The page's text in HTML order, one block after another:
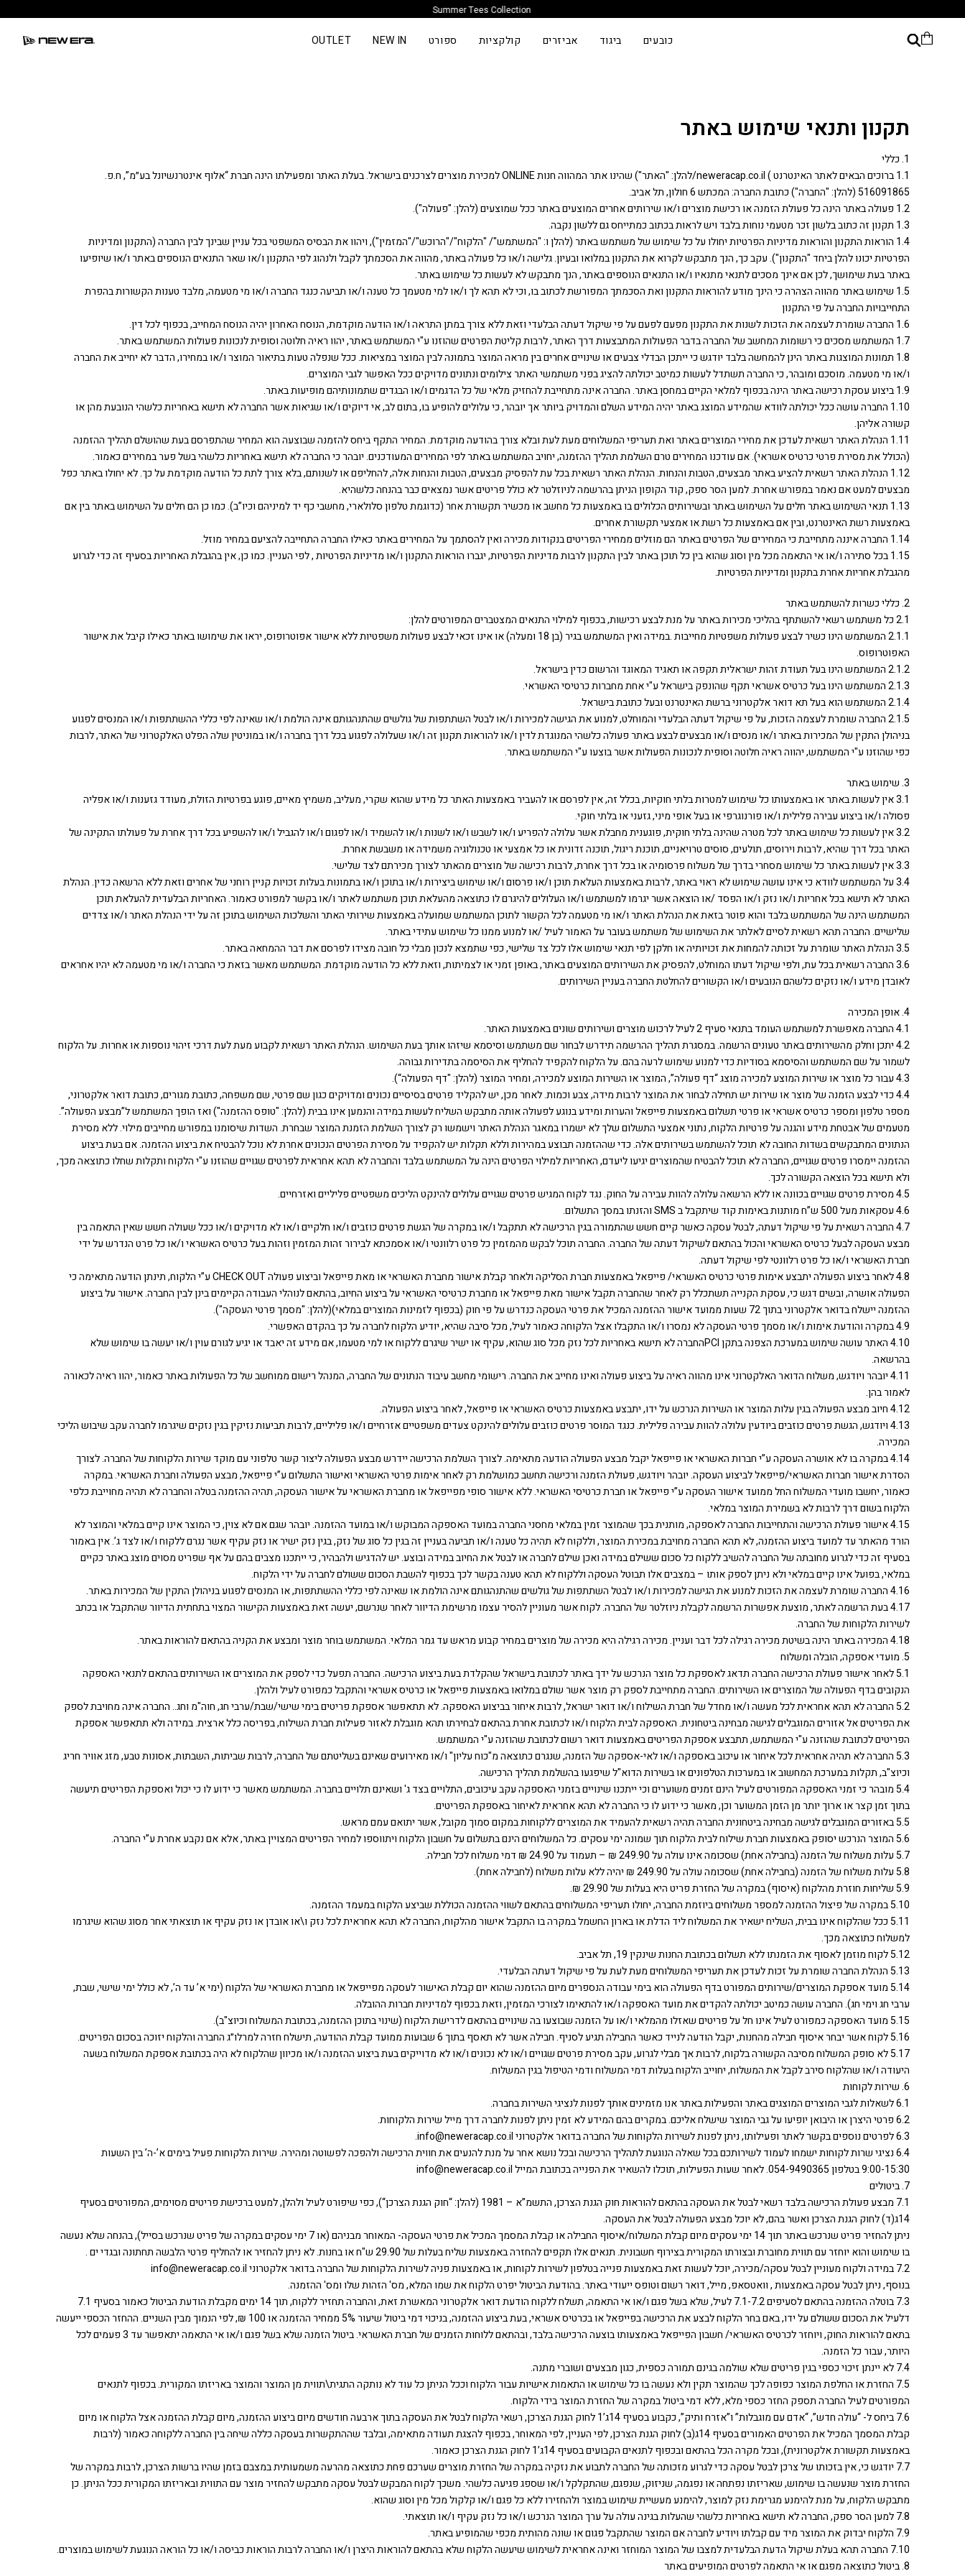
Summer Tees Collection
כובעים ביגוד אביזרים קולקציות ספורט NEW IN
OUTLET
תקנון ותנאי שימוש באתר
1. כללי
1.1 ברוכים הבאים לאתר האינטרנט ) neweracap.co.il/להלן: "האתר") שהינו אתר המהווה חנות ONLINE למכירת מוצרים לצרכנים בישראל. בעלת האתר ומפעילתו הינה חברת “אלוף אינטרנשיונל בע״מ”, ח.פ.
516091865 (להלן: "החברה") כתובת החברה: המכתש 6 חולון, תל אביב.
1.2 פעולה באתר הינה כל פעולת הזמנה או רכישת מוצרים ו/או שירותים אחרים המוצעים באתר ככל שמוצעים (להלן: "פעולה").
1.3 תקנון זה כתוב בלשון זכר מטעמי נוחות בלבד ויש לראות בכתוב כמתייחס גם ללשון נקבה.
1.4 הוראות התקנון והוראות מדיניות הפרטיות יחולו על כל שימוש של משתמש באתר (להלן ו: "המשתמש"/ "הלקוח"/"הרוכש"/"המזמין"), ויהוו את הבסיס המשפטי בכל עניין שבינך לבין החברה (התקנון ומדיניות
הפרטיות יכונו להלן ביחד "התקנון"). עקב כך, הנך מתבקש לקרוא את התקנון במלואו ובעיון. גלישה ו/או כל פעולה באתר, מהווה את הסכמתך לקבל ולנהוג לפי התקנון ו/או שאר התנאים הנוספים באתר ו/או שיופיעו
באתר בעת שימושך, לכן אם אינך מסכים לתנאי מתנאיו ו/או התנאים הנוספים באתר, הנך מתבקש לא לעשות כל שימוש באתר.
1.5 שימוש באתר מהווה הצהרה כי הינך מודע להוראות התקנון ואת הסכמתך המפורשת לכתוב בו, וכי לא תהא לך ו/או למי מטעמך כל טענה ו/או תביעה כנגד החברה ו/או מי מטעמה, מלבד טענות הקשורות בהפרת
התחייבויות החברה על פי התקנון
1.6 החברה שומרת לעצמה את הזכות לשנות את התקנון מפעם לפעם על פי שיקול דעתה הבלעדי וזאת ללא צורך במתן התראה ו/או הודעה מוקדמת, הנוסח האחרון יהיה הנוסח המחייב, בכפוף לכל דין.
1.7 המשתמש מסכים כי רשומות המחשב של החברה בדבר הפעולות המתבצעות דרך האתר, לרבות קליטת הפרטים שהוזנו ע"י המשתמש באתר, יהוו ראיה חלוטה וסופית לנכונות פעולות המשתמש באתר.
1.8 תמונות המוצגות באתר הינן להמחשה בלבד יודגש כי ייתכן הבדלי צבעים או שינויים אחרים בין מראה המוצר בתמונה לבין המוצר במציאות. ככל שנפלה טעות בתיאור המוצר ו/או במחירו, הדבר לא יחייב את החברה
ו/או מי מטעמה. מוסכם ומובהר, כי החברה תשתדל לעשות כמיטב יכולתה להציג בפני משתמשי האתר צילומים ונתונים מדויקים ככל האפשר לגבי המוצרים.
1.9 ביצוע עסקת רכישה באתר הינה בכפוף למלאי הקיים במחסן באתר. החברה אינה מתחייבת להחזיק מלאי של כל הדגמים ו/או הבגדים שתמונותיהם מופיעות באתר.
1.10 החברה עושה ככל יכולתה לוודא שהמידע המוצג באתר יהיה המידע השלם והמדויק ביותר אך יובהר, כי עלולים להופיע בו, בתום לב, אי דיוקים ו/או שגיאות אשר החברה לא תישא באחריות כלשהי הנובעת מהן או
קשורה אליהן.
1.11 הנהלת האתר רשאית לעדכן את מחירי המוצרים באתר ואת תעריפי המשלוחים מעת לעת ובלא צורך בהודעה מוקדמת. המחיר התקף ביחס להזמנה שבוצעה הוא המחיר שהתפרסם בעת שהושלם תהליך ההזמנה
(הכולל את מסירת פרטי כרטיס אשראי). אם עודכנו המחירים טרם השלמת תהליך ההזמנה, יחויב המשתמש באתר לפי המחירים המעודכנים. יובהר כי החברה לא תישא באחריות כלשהי בשל פער במחירים כאמור.
1.12 הנהלת האתר רשאית להציע באתר מבצעים, הטבות והנחות. הנהלת האתר רשאית בכל עת להפסיק מבצעים, הטבות והנחות אלה, להחליפם או לשנותם, בלא צורך לתת כל הודעה מוקדמת על כך. לא יחולו באתר כפל
מבצעים למעט אם נאמר במפורש אחרת. למען הסר ספק, קוד הקופון הניתן בהרשמה לניוזלטר לא כולל פריטים אשר נמצאים כבר בהנחה כלשהיא.
1.13 תנאי השימוש באתר חלים על השימוש באתר ובשירותים הכלולים בו באמצעות כל מחשב או מכשיר תקשורת אחר (כדוגמת טלפון סלולארי, מחשבי כף יד למיניהם וכיו”ב). כמו כן הם חלים על השימוש באתר בין אם
באמצעות רשת האינטרנט, ובין אם באמצעות כל רשת או אמצעי תקשורת אחרים.
1.14 החברה איננה מתחייבת כי המחירים של הפרטים באתר הם מוזלים ממחירי הפריטים בנקודות מכירה ואין להסתמך על המחירים באתר כאילו החברה התחייבה להציעם במחיר מוזל.
1.15 בכל סתירה ו/או אי התאמה מכל מין וסוג שהוא בין כל תוכן באתר לבין התקנון לרבות מדיניות הפרטיות, יגברו הוראות התקנון ו/או מדיניות הפרטיות , לפי העניין. כמו כן, אין בהגבלת האחריות בסעיף זה כדי לגרוע
מהגבלת אחריות אחרת בתקנון ומדיניות הפרטיות.
2. כללי כשרות להשתמש באתר
2.1 כל משתמש רשאי להשתתף בהליכי מכירות באתר על מנת לבצע רכישות, בכפוף למילוי התנאים המצטברים המפורטים להלן:
2.1.1 המשתמש הינו כשיר לבצע פעולות משפטיות מחייבות .במידה ואין המשתמש בגיר (בן 18 ומעלה) או אינו זכאי לבצע פעולות משפטיות ללא אישור אפוטרופוס, יראו את שימושו באתר כאילו קיבל את אישור
האפוטרופוס.
2.1.2 המשתמש הינו בעל תעודת זהות ישראלית תקפה או תאגיד המאוגד והרשום כדין בישראל.
2.1.3 המשתמש הינו בעל כרטיס אשראי תקף שהונפק בישראל ע"י אחת מחברות כרטיסי האשראי.
2.1.4 המשתמש הוא בעל תא דואר אלקטרוני ברשת האינטרנט ובעל כתובת בישראל.
2.1.5 החברה שומרת לעצמה הזכות, על פי שיקול דעתה הבלעדי והמוחלט, למנוע את הגישה למכירות ו/או לבטל השתתפות של גולשים שהתנהגותם אינה הולמת ו/או שאינה לפי כללי ההשתתפות ו/או המנסים לפגוע
בניהולן התקין של המכירות באתר ו/או מנסים ו/או מבצעים לבצע באתר פעולה כלשהי המנוגדת לדין ו/או להוראות תקנון זה ו/או שעלולה לפגוע בכל דרך בחברה ו/או במוניטין שלה הפלט האלקטרוני של האתר, לרבות
כפי שהוזנו ע"י המשתמש, יהווה ראיה חלוטה וסופית לנכונות הפעולות אשר בוצעו ע"י המשתמש באתר.
3. שימוש באתר
3.1 אין לעשות באתר או באמצעותו כל שימוש למטרות בלתי חוקיות, בכלל זה, אין לפרסם או להעביר באמצעות האתר כל מידע שהוא שקרי, מעליב, משמיץ מאיים, פוגע בפרטיות הזולת, מעודד גזענות ו/או אפליה
פסולה ו/או ביצוע עבירה פלילית ו/או פורנוגרפי או בעל אופי מיני, גזעני או בלתי חוקי.
3.2 אין לעשות כל שימוש באתר לכל מטרה שהינה בלתי חוקית, פוגענית מחבלת אשר עלולה להפריע ו/או לשבש ו/או לשנות ו/או להשמיד ו/או לפגום ו/או להגביל ו/או להשפיע בכל דרך אחרת על פעולתו התקינה של
האתר בכל דרך שהיא, לרבות וירוסים, תולעים, סוסים טרויאניים, תוכנת ריגול, תוכנה זדונית או כל אמצעי או טכנולוגיה משמידה או משבשת אחרת.
3.3 אין לעשות באתר כל שימוש מסחרי בדרך של משלוח פרסומיה או בכל דרך אחרת, לרבות רכישה של מוצרים מהאתר לצורך מכירתם לצד שלישי.
3.4 על המשתמש לוודא כי אינו עושה שימוש לא ראוי באתר, לרבות באמצעות העלאת תוכן ו/או פרסום ו/או שימוש ביצירות ו/או בתוכן ו/או בתמונות בעלות זכויות קניין רוחני של אחרים וזאת ללא הרשאה כדין. הנהלת
האתר לא תישא בכל אחריות ו/או נזק ו/או הפסד /או הוצאה אשר יגרמו למשתמש ו/או העלולים להיגרם לו כתוצאה מהעלאת תוכן משתמש לאתר ו/או בקשר למפורט כאמור. האחריות הבלעדית להעלאת תוכן
המשתמש הינה של המשתמש בלבד והוא פוטר בזאת את הנהלת האתר ו/או מי מטעמה לכל הקשור לתוכן המשתמש שמועלה באמצעות שירותי האתר והשלכות השימוש בתוכן זה על ידי הנהלת האתר ו/או צדדים
שלישיים. החברה תהא רשאית לסיים לאלתר את השימוש של משתמש בעובר על האמור לעיל /או למנוע ממנו כל שימוש עתידי באתר.
3.5 הנהלת האתר שומרת על זכותה להמחות את זכויותיה או חלקן לפי תנאי שימוש אלו לכל צד שלישי, כפי שתמצא לנכון מבלי כל חובה מצידו לפרסם את דבר ההמחאה באתר.
3.6 החברה רשאית בכל עת, ולפי שיקול דעתו המוחלט, להפסיק את השירותים המוצעים באתר, באופן זמני או לצמיתות, וזאת ללא כל הודעה מוקדמת. המשתמש מאשר בזאת כי החברה ו/או מי מטעמה לא יהיו אחראים
לאובדן מידע ו/או נזקים כלשהם הנובעים ו/או הקשורים להחלטת החברה בעניין השירותים.
4. אופן המכירה
4.1 החברה מאפשרת למשתמש העומד בתנאי סעיף 2 לעיל לרכוש מוצרים ושירותים שונים באמצעות האתר.
4.2 יתכן וחלק מהשירותים באתר טעונים הרשמה. במסגרת תהליך ההרשמה תידרש לבחור שם משתמש וסיסמא שיזהו אותך בעת השימוש. הנהלת האתר רשאית לקבוע מעת לעת דרכי זיהוי נוספות או אחרות. על הלקוח
לשמור על שם המשתמש והסיסמא בסודיות כדי למנוע שימוש לרעה בהם. על הלקוח להקפיד להחליף את הסיסמה בתדירות גבוהה.
4.3 עבור כל מוצר או שירות המוצע למכירה מוצג “דף פעולה”, המוצר או השירות המוצע למכירה, ומחיר המוצר (להלן: "דף הפעולה“).
4.4 כדי לבצע הזמנה של מוצר או שירות יש תחילה לבחור את המוצר לרבות מידה, צבע וכמות. לאחר מכן, יש להקליד פרטים בסיסיים נכונים ומדויקים כגון שם פרטי, שם משפחה, כתובת מגורים, כתובת דואר אלקטרוני,
מספר טלפון ומספר כרטיס אשראי או פרטי תשלום באמצעות פייפאל והערות ומידע בנוגע לפעולה אותה מתבקש השליח לעשות במידה והנמען אינו בבית (להלן: "טופס ההזמנה") ואז הופך המשתמש ל”מבצע הפעולה”.
מטעמים של אבטחת מידע והגנה על פרטיות הלקוח, נתוני אמצעי התשלום שלך לא ישמרו במאגר הנהלת האתר וישמשו רק לצורך השלמת הזמנת המוצר שבחרת. השדות שיסומנו במפורש מחייבים מילוי. ללא מסירת
הנתונים המתבקשים בשדות החובה לא תוכל להשתמש בשירותים אלה. כדי שההזמנה תבוצע במהירות וללא תקלות יש להקפיד על מסירת הפרטים הנכונים אחרת לא נוכל להבטיח את ביצוע ההזמנה. אם בעת ביצוע
ההזמנה יימסרו פרטים שגויים, החברה לא תוכל להבטיח שהמוצרים יגיעו ליעדם, האחריות למילוי הפרטים הינה על המשתמש בלבד והחברה לא תהא אחראית לפרטים שגויים שהוזנו ע"י הלקוח ותקלות שחלו כתוצאה מכך,
ולא תישא בכל הוצאה הקשורה לכך.
4.5 מסירת פרטים שגויים בכוונה או ללא הרשאה עלולה להוות עבירה על החוק. נגד לקוח המגיש פרטים שגויים עלולים להינקט הליכים משפטיים פליליים ואזרחיים.
4.6 עסקאות מעל 500 ש”ח מותנות באימות קוד שיתקבל ב SMS והזנתו במסך התשלום.
4.7 החברה רשאית על פי שיקול דעתה, לבטל עסקה כאשר קיים חשש שהתמורה בגין הרכישה לא תתקבל ו/או במקרה של הגשת פרטים כוזבים ו/או חלקיים ו/או לא מדויקים ו/או ככל שעולה חשש שאין התאמה בין
מבצע העסקה לבעל כרטיס האשראי והכול בהתאם לשיקול דעתה של החברה. החברה תוכל לבקש מהמזמין כל פרט רלוונטי ו/או אסמכתא לבירור זהות המזמין וזהות בעל כרטיס האשראי ו/או כל פרט הנדרש על ידי
חברת האשראי ו/או כל פרט רלוונטי לפי שיקול דעתה.
4.8 לאחר ביצוע הפעולה יתבצע אימות פרטי כרטיס האשראי/ פייפאל באמצעות חברת הסליקה ולאחר קבלת אישור מחברת האשראי או מאת פייפאל וביצוע פעולה CHECK OUT ע”י הלקוח, תינתן הודעה מתאימה כי
הפעולה אושרה, ובשים דגש כי, עסקת הקנייה תשתכלל רק לאחר שהחברה תקבל אישור מאת פייפאל או מחברת כרטיסי האשראי על ביצוע החיוב, בהתאם לנוהלי העבודה הקיימים בינן לבין החברה. אישור על ביצוע
ההזמנה יישלח בדואר אלקטרוני בתוך 72 שעות ממועד אישור ההזמנה המכיל את פרטי העסקה כנדרש על פי חוק (בכפוף לזמינות המוצרים במלאי)(להלן: "מסמך פרטי העסקה").
4.9 במקרה והודעת אימות ו/או מסמך פרטי העסקה לא נמסרו ו/או התקבלו אצל הלקוחה כאמור לעיל, מכל סיבה שהיא, יודיע הלקוח לחברה על כך בהקדם האפשרי.
4.10 האתר עושה שימוש במערכת הצפנה בתקן PCIהחברה לא תישא באחריות לכל נזק מכל סוג שהוא, עקיף או ישיר שיגרם ללקוח או למי מטעמו, אם מידע זה יאבד או יגיע לגורם עוין ו/או יעשה בו שימוש שלא
בהרשאה.
4.11 יובהר ויודגש, משלוח הדואר האלקטרוני אינו מהווה ראיה על ביצוע פעולה ואינו מחייב את החברה. רישומי מחשב עיבוד הנתונים של החברה, המנהל רישום ממוחשב של כל הפעולות באתר כאמור, יהוו ראיה לכאורה
לאמור בהן.
4.12 חיוב מבצע הפעולה בגין עלות המוצר או השירות הנרכש על ידו, יתבצע באמצעות כרטיס האשראי או פייפאל, לאחר ביצוע הפעולה.
4.13 ויודגש, הגשת פרטים כוזבים ביודעין עלולה להוות עבירה פלילית. כנגד המוסר פרטים כוזבים עלולים להינקט צעדים משפטיים אזרחיים ו/או פליליים, לרבות תביעות נזיקין בגין נזקים שיגרמו לחברה עקב שיבוש הליכי
המכירה.
4.14 במקרה בו לא אושרה העסקה ע”י חברות האשראי או פייפאל יקבל מבצע הפעולה הודעה מתאימה. לצורך השלמת הרכישה יידרש מבצע הפעולה ליצור קשר טלפוני עם מוקד שירות הלקוחות של החברה. לצורך
הסדרת אישור חברות האשראי/פייפאל לביצוע העסקה. יובהר ויודגש, פעולת הזמנה ורכישה תחשב כמושלמת רק לאחר אימות פרטי האשראי ואישור התשלום ע”י פייפאל, מבצע הפעולה וחברת האשראי. במקרה
כאמור, יחשבו מועדי המשלוח החל ממועד אישור העסקה ע”י פייפאל או חברת כרטיסי האשראי. ללא אישור סופי מפייפאל או מחברת האשראי על אישור העסקה, תהיה ההזמנה בטלה והחברה לא תהיה מחוייבת כלפי
הלקוח בשום דרך לרבות לא בשמירת המוצר במלאי.
4.15 אישור פעולת הרכישה והתחייבות החברה לאספקה, מותנית בכך שהמוצר זמין במלאי מחסני החברה במועד האספקה המבוקש ו/או במועד ההזמנה. יובהר שגם אם לא צוין, כי המוצר אינו קיים במלאי והמוצר לא
הורד מהאתר עד למועד ביצוע ההזמנה, לא תהא החברה מחויבת במכירת המוצר, וללקוח לא תהיה כל טענה ו/או תביעה בעניין זה בגין כל סוג של נזק, בגין נזק ישיר או נזק עקיף אשר נגרם ללקוח ו/או לצד ג’. אין באמור
בסעיף זה כדי לגרוע מחובתה של החברה להשיב ללקוח כל סכום ששילם במידה ואכן שילם לחברה או לבטל את החיוב במידה ובוצע. יש להדגיש ולהבהיר, כי ייתכנו מצבים בהם על אף שפריט מסוים מוצג באתר כקיים
במלאי, בפועל אינו קיים במלאי ולא ניתן לספק אותו – במצבים אלו תבוטל העסקה וללקוח לא תהא טענה בקשר לכך בכפוף להשבת הסכום ששולם לחברה על ידי הלקוח.
4.16 החברה שומרת לעצמה את הזכות למנוע את הגישה למכירות ו/או לבטל השתתפות של גולשים שהתנהגותם אינה הולמת או שאינה לפי כללי ההשתתפות, או המנסים לפגוע בניהולן התקין של המכירות באתר.
4.17 בעת הרשמה לאתר, מוצעת אפשרות הרשמה לקבלת ניוזלטר של החברה. לקוח אשר מעוניין להסיר עצמו מרשימת הדיוור לאחר שנרשם, יעשה זאת באמצעות הקישור המצוי בתחתית הדיוור שהתקבל או בכתב
לשירות הלקוחות של החברה.
4.18 המכירה באתר הינה בשיטת מכירה רגילה לכל דבר ועניין. מכירה רגילה היא מכירה של מוצרים במחיר קבוע מראש עד גמר המלאי. המשתמש בוחר מוצר ומבצע את הקניה בהתאם להוראות באתר.
5. מועדי אספקה, הובלה ומשלוח
5.1 לאחר אישור פעולת הרכישה החברה תדאג לאספקת כל מוצר הנרכש על ידך באתר לכתובת בישראל שהקלדת בעת ביצוע הרכישה. החברה תפעל כדי לספק את המוצרים או השירותים בהתאם לתנאי האספקה
הנקובים בדף הפעולה של המוצרים או השירותים. החברה מתחייבת לספק רק מוצר אשר שולם במלואו באמצעות פייפאל או כרטיס אשראי והתקבל כמפורט לעיל ולהלן.
5.2 החברה לא תהא אחראית לכל מעשה ו/או מחדל של חברת השילוח ו/או דואר ישראל, לרבות איחור בביצוע האספקה. לא תתאפשר אספקת פריטים בימי שישי/שבת/ערבי חג, חוה"מ וחג.. החברה אינה מחויבת לספק
את הפריטים אל אזורים המוגבלים לגישה מבחינה ביטחונית. האספקה לבית הלקוח ו/או לכתובת אחרת בהתאם לבחירתו תהא מוגבלת לאזור פעילות חברת השילוח, בפריסה כלל ארצית. במידה ולא תתאפשר אספקת
הפריטים לכתובת שהוזנה ע"י המשתמש, תתבצע אספקת הפריטים באמצעות דואר רשום לכתובת שהוזנה ע"י המשתמש.
5.3 החברה לא תהיה אחראית לכל איחור או עיכוב באספקה ו/או לאי-אספקה של הזמנה, שנגרם כתוצאה מ"כוח עליון" ו/או מאירועים שאינם בשליטתם של החברה, לרבות שביתות, השבתות, אסונות טבע, מזג אוויר חריג
וכיוצ"ב, תקלות במערכת המחשוב או במערכות הטלפונים או בשירות הדוא"ל שיפגעו בהשלמת תהליך הרכישה.
5.4 מובהר כי זמני האספקה המפורטים לעיל הינם זמנים משוערים וכי ייתכנו שינויים בזמני האספקה עקב עיכובים, התלויים בצד ג' ושאינם תלויים בחברה. המשתמש מאשר כי ידוע לו כי יכול ואספקת הפריטים תיעשה
בתוך זמן קצר או ארוך יותר מן הזמן המשוער וכן, מאשר כי ידוע לו כי החברה לא תהא אחראית לאיחור באספקת הפריטים.
5.5 באזורים המוגבלים לגישה מבחינה ביטחונית החברה תהיה רשאית להעמיד את המוצרים ללקוחות במקום סמוך מקובל, אשר יתואם עמם מראש.
5.6 המוצר הנרכש יסופק באמצעות חברת שילוח לבית הלקוח תוך שמונה ימי עסקים. כל המשלוחים הינם בתשלום על חשבון הלקוח ויתווספו למחיר הפריטים המצויין באתר, אלא אם נקבע אחרת ע”י החברה.
5.7 עלות משלוח של הזמנה (בחבילה אחת) שסכומה אינו עולה על 249.90 ₪ – תעמוד על 24.90 ₪ דמי משלוח לכל חבילה.
5.8 עלות משלוח של הזמנה (בחבילה אחת) שסכומה עולה על 249.90 ₪ יהיה ללא עלות משלוח (לחבילה אחת).
5.9 שליחות חוזרת מהלקוח (איסוף) במקרה של החזרת פריט היא בעלות של 29.90 ₪.
5.10 במקרה של פיצול ההזמנה למספר משלוחים ביוזמת החברה, יחולו תעריפי המשלוחים בהתאם לשווי ההזמנה הכוללת שביצע הלקוח במעמד ההזמנה.
5.11 ככל שהלקוח אינו בבית, השליח ישאיר את המשלוח ליד הדלת או בארון החשמל במקרה בו התקבל אישור מהלקוח, החברה לא תהא אחראית לכל נזק ו\או אובדן או נזק עקיף או תוצאתי אחר מסוג שהוא שיגרמו
למשלוח כתוצאה מכך.
5.12 לקוח מוזמן לאסוף את הזמנתו ללא תשלום בכתובת החנות שינקין 19, תל אביב.
5.13 הנהלת החברה שומרת על זכות לעדכן את תעריפי המשלוחים מעת לעת על פי שיקול דעתה הבלעדי.
5.14 מועד אספקת המוצרים/שירותים המפורט בדף הפעולה הוא בימי עבודה הנספרים מיום ההזמנה שהוא יום קבלת האישור לעסקה מפייפאל או מחברת האשראי של הלקוח (ימי א’ עד ה’, לא כולל ימי שישי, שבת,
ערבי חג וימי חג). החברה עושה כמיטב יכולתה להקדים את מועד האספקה ו/או להתאימו לצורכי המזמין, וזאת בכפוף למדיניות חברות ההובלה.
5.15 מועד האספקה כמפורט לעיל אינו חל על פריטים שאזלו מהמלאי ו/או על הזמנה שבוצעו בה שינויים בהתאם לדרישת הלקוח (שינוי בתוכן ההזמנה, בכתובת המשלוח וכיוצ"ב).
5.16 לקוח אשר יבחר איסוף חבילה מהחנות, יקבל הודעה לנייד כאשר החבילה תגיע לסניף. חבילה אשר לא תאסף בתוך 6 שבועות ממועד קבלת ההודעה, תישלח חזרה למרלו״ג החברה והלקוח יזוכה בסכום הפריטים.
5.17 לא סופק המשלוח מסיבה הקשורה בלקוח, לרבות אך מבלי לגרוע, עקב מסירת פרטים שגויים ו/או לא נכונים ו/או לא מדוייקים בעת ביצוע ההזמנה ו/או מכיוון שהלקוח לא היה בכתובת אספקת המשלוח בשעה
היעודה ו/או שהלקוח סירב לקבל את המשלוח, יחוייב הלקוח בעלות דמי המשלוח ודמי הטיפול בגין המשלוח.
6. שירות לקוחות
6.1 לשאלות לגבי המוצרים המוצגים באתר והפעילות באתר אנו מזמינים אותך לפנות לנציגי השירות בחברה.
6.2 פרטי היצרן או היבואן יופיעו על גבי המוצר שישלח אליכם. במקרים בהם המידע לא זמין ניתן לפנות לחברה דרך מייל שירות הלקוחות.
6.3 לפרטים נוספים בקשר לאתר ופעילותו, ניתן לפנות לשירות הלקוחות של החברה בדואר אלקטרוני info@neweracap.co.il.
6.4 נציגי שרות לקוחות ישמחו לעמוד לשירותכם בכל שאלה הנוגעת לתהליך הרכישה ובכל נושא אחר על מנת להנעים את חווית הרכישה ולהפכה לפשוטה ומהירה. שירות הלקוחות פעיל בימים א’-ה’ בין השעות
9:00-15:30 בטלפון 054-9490365. לאחר שעות הפעילות, תוכלו להשאיר את הפנייה בכתובת המייל info@neweracap.co.il
7. ביטולים
7.1 מבצע פעולת הרכישה בלבד רשאי לבטל את העסקה בהתאם להוראות חוק הגנת הצרכן, התשמ”א – 1981 (להלן: “חוק הגנת הצרכן“), כפי שיפורט לעיל ולהלן, למעט ברכישת פריטים מסוימים, המפורטים בסעיף
14ג(ד) לחוק הגנת הצרכן ואשר בהם, לא יוכל מבצע הפעולה לבטל את העסקה.
ניתן להחזיר פריט שנרכש באתר תוך 14 ימי עסקים מיום קבלת המשלוח/איסוף החבילה או קבלת המסמך המכיל את פרטי העסקה- המאוחר מבניהם (או 7 ימי עסקים במקרה של פריט שנרכש בסייל), בהנחה שלא נעשה
בו שימוש והוא יוחזר עם תווית מחוברת ובצורתו המקורית בצירוף חשבונית. תנאים אלו תקפים להחזרה באמצעות שליח בעלות של 29.90 ש"ח או בחנות. לא ניתן להחזיר או להחליף פרטי הלבשה תחתונה ובגדי ים .
7.2 במידה ולקוח מעוניין לבטל עסקה/מכירה, יוכל לעשות זאת באמצעות פנייה בטלפון לשירות לקוחות, או באמצעות פניה לשירות הלקוחות של החברה בדואר אלקטרוני info@neweracap.co.il
בנוסף, ניתן לבטל עסקה באמצעות , וואטסאפ, מייל, דואר רשום וטופס ייעודי באתר. בהודעת הביטול יפרט הלקוח את שמו המלא, מס' הזהות שלו ומס' ההזמנה.
7.3 בוטלה ההזמנה בהתאם לסעיפים 7.1-7.2 לעיל, שלא בשל פגם ו/או אי התאמה, תשלח ללקוח הודעת דואר אלקטרוני המאשרת זאת, והחברה תחזיר ללקוח, תוך 14 ימים מקבלת הודעת הביטול כאמור בסעיף 7.1
דלעיל את הסכום ששולם על ידו, באם בחר הלקוח לבצע את הרכישה בפייפאל או בכרטיס אשראי, בעת ביצוע ההזמנה, בניכוי דמי ביטול שיעור 5% ממחיר ההזמנה או 100 ₪, לפי הנמוך מבין השניים. ההחזר הכספי ייעשה
בתאם להוראות החוק, ויוחזר לכרטיס האשראי/ חשבון הפייפאל באמצעותו בוצעה הרכישה בלבד, ובהתאם ללוחות הזמנים של חברת האשראי. ביטול הזמנה שלא בשל פגם ו/או אי התאמה יתאפשר עד 3 פעמים לכל
היותר, עבור כל הזמנה.
7.4 לא יינתן זיכוי כספי בגין פריטים שלא שולמה בגינם תמורה כספית, כגון מבצעים ושוברי מתנה.
7.5 החזרת או החלפת המוצר כפופה לכך שהמוצר תקין ולא נעשה בו כל שימוש או התאמות אישיות עבור הלקוח וככל הניתן כל עוד לא נותקה התגית\תווית מן המוצר והמוצר באריזתו המקורית. בכפוף לתנאים
המפורטים לעיל החברה תספק החזר כספי מלא, ללא דמי ביטול במקרה של החזרת המוצר בידי הלקוח.
7.6 ביחס ל- “עולה חדש”, “אדם עם מוגבלות” ו”אזרח ותיק”, כקבוע בסעיף 14ג’1 לחוק הגנת הצרכן, רשאי הלקוח לבטל את העסקה בתוך ארבעה חודשים מיום ביצוע ההזמנה, מיום קבלת ההזמנה אצל הלקוח או מיום
קבלת המסמך המכיל את הפרטים האמורים בסעיף 14ג(ב) לחוק הגנת הצרכן, לפי העניין, לפי המאוחר, בכפוף להצגת תעודה מתאימה, ובלבד שההתקשרות בעסקה כללה שיחה בין החברה ללקוחה כאמור (לרבות
באמצעות תקשורת אלקטרונית), ובכל מקרה הכל בהתאם ובכפוף לתנאים הקבועים בסעיף 14ג’1 לחוק הגנת הצרכן כאמור.
7.7 יודגש כי, אין בזכותו של צרכן לבטל עסקה כדי לגרוע מזכותה של החברה לתבוע את נזקיה במקרה של החזרת מוצרים שערכם פחת כתוצאה מהרעה משמעותית במצבם בזמן שהיו ברשות הצרכן, לרבות במקרה של
החזרת מוצר שנעשה בו שימוש, שאריזתו נפתחה או נפגמה, שניזוק, שנפגם, שהתקלקל ו/או שספג פגיעה כלשהי. משכך לקוח המבקש לבטל עסקה מתבקש להחזיר מוצר עם התווית ובאריזתו המקורית ככל הניתן. כן
מתבקש הלקוח, על מנת להימנע מגרימת נזק למוצר, להימנע מעשיית שימוש במוצר ולהחזירו ללא כל פגם ו/או קלקול מכל מין וסוג שהוא.
7.8 למען הסר ספק, החברה לא תישא באחריות כלשהי שהעלות בגינה עולה על ערך המוצר הנרכש ו/או כל נזק עקיף ו/או תוצאתי.
7.9 הלקוח יבדוק את המוצר מיד עם קבלתו ויודיע לחברה אם המוצר שהתקבל פגום או שונה מהותית מכפי שהמופיע באתר.
7.10 החברה תהא בעלת שיקול הדעת הבלעדית למצבו של המוצר המוחזר ואינה אחראית לשימוש שיעשה הלקוח שלא בהתאם להוראות היצרן ו/או החברה לרבות הוראות כביסה ו/או כל הוראה הנוגעת לשימוש במוצרים.
8. ביטול כתוצאה מפגם או אי התאמה לפרטים המופיעים באתר